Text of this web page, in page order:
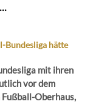
Bundesliga hätte
mit ihren
vor dem
Oberhaus,